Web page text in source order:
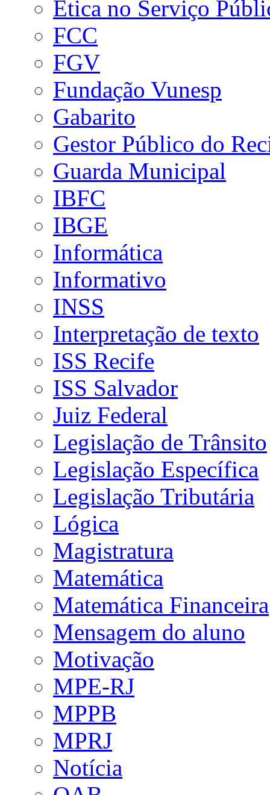
Ética no Serviço
FCC
FGV
Fundação Vunesp
Gabarito
Gestor Público do
Guarda Municipal
IBFC
IBGE
Informática
Informativo
INSS
Interpretação de texto
ISS Recife
ISS Salvador
Juiz Federal
Legislação de Trânsito
Legislação Específica
Legislação Tributária
Lógica
Magistratura
Matemática
Matemática Financeira
Mensagem do aluno
Motivação
MPE-RJ
MPPB
MPRJ
Notícia